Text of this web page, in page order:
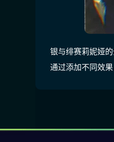
银与绯赛莉妮娅
通过添加不同效